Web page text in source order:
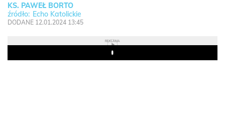
KS. PAWEŁ BORTO
Echo Katolickie
DODANE 12.01.2024 13:45
REKLAMA
Play